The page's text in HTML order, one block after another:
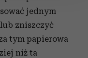
treści
i
o tym, jak
partnerom
jednym
zniszczyć
tym papierowa
niż ta